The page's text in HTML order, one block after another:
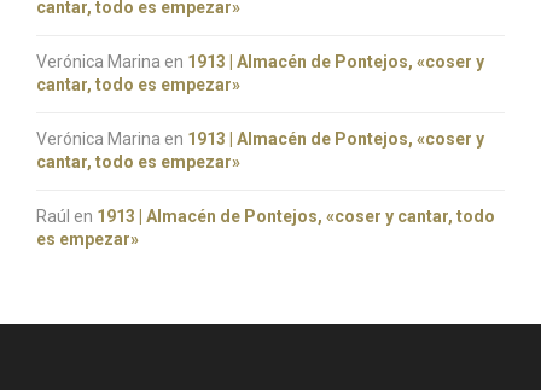
cantar, todo es empezar»
Verónica Marina en 1913 | Almacén de Pontejos, «coser y
cantar, todo es empezar»
Verónica Marina en 1913 | Almacén de Pontejos, «coser y
cantar, todo es empezar»
Raúl en 1913 | Almacén de Pontejos, «coser y cantar, todo
es empezar»